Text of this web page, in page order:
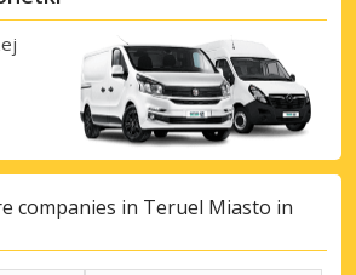
companies in Teruel Miasto in